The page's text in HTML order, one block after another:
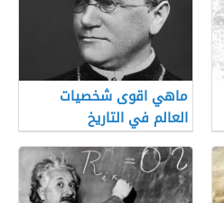
ماهي اقوى شخصيات
العالم في التاريخ